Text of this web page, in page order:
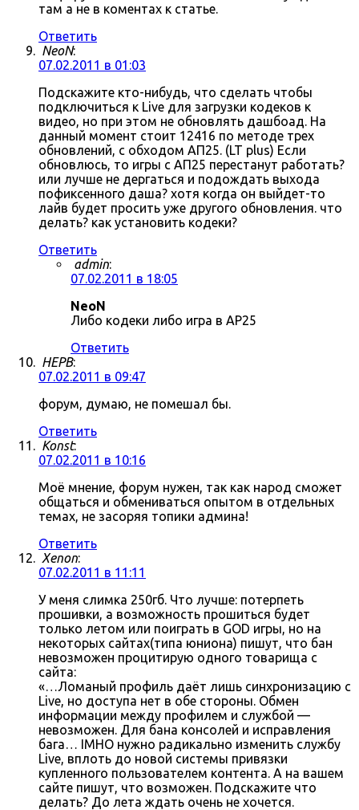
там а не в коментах к статье.
Ответить
NeoN:
07.02.2011 в 01:03
Подскажите кто-нибудь, что сделать чтобы
подключиться к Live для загрузки кодеков к
видео, но при этом не обновлять дашбоад. На
данный момент стоит 12416 по методе трех
обновлений, с обходом АП25. (LT plus) Если
обновлюсь, то игры с АП25 перестанут работать?
или лучше не дергаться и подождать выхода
пофиксенного даша? хотя когда он выйдет-то
лайв будет просить уже другого обновления. что
делать? как установить кодеки?
Ответить
admin:
07.02.2011 в 18:05
NeoN
Либо кодеки либо игра в AP25
Ответить
HEPB:
07.02.2011 в 09:47
форум, думаю, не помешал бы.
Ответить
Konst:
07.02.2011 в 10:16
Моё мнение, форум нужен, так как народ сможет
общаться и обмениваться опытом в отдельных
темах, не засоряя топики админа!
Ответить
Xenon:
07.02.2011 в 11:11
У меня слимка 250гб. Что лучше: потерпеть
прошивки, а возможность прошиться будет
только летом или поиграть в GOD игры, но на
некоторых сайтах(типа юниона) пишут, что бан
невозможен процитирую одного товарища с
сайта:
«…Ломаный профиль даёт лишь синхронизацию с
Live, но доступа нет в обе стороны. Обмен
информации между профилем и службой —
невозможен. Для бана консолей и исправления
бага… IMHO нужно радикально изменить службу
Live, вплоть до новой системы привязки
купленного пользователем контента. А на вашем
сайте пишут, что возможен. Подскажите что
делать? До лета ждать очень не хочется.